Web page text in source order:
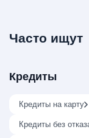
Часто ищут
Кредиты
Кредиты на карту
Кредиты без